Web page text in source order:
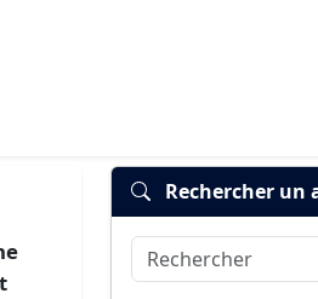
Rechercher un
Rechercher